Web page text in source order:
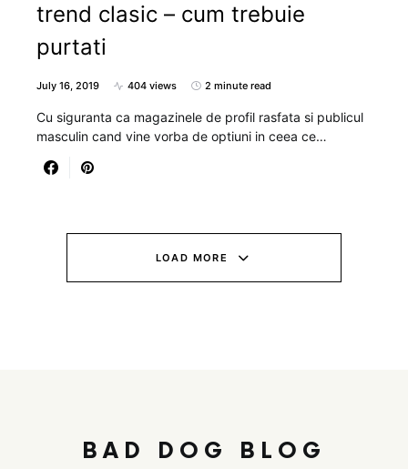
trend clasic – cum trebuie
purtati
July 16, 2019 404 views 2 minute read
Cu siguranta ca magazinele de profil rasfata si publicul
masculin cand vine vorba de optiuni in ceea ce…
LOAD MORE
BAD DOG BLOG